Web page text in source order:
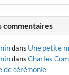
commentaires
dans Une petite
dans Charles
de cérémonie